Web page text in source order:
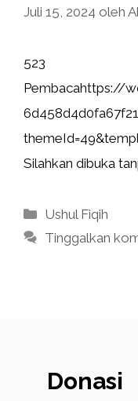
Juli 15, 2024 oleh
523
Pembacahttps://
Silahkan dibuka
Kategori
Ushul Fiqih
Tinggalkan
Donasi